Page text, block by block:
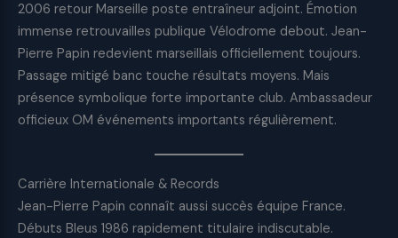
2006 retour Marseille poste entraîneur adjoint. Émotion
immense retrouvailles publique Vélodrome debout. Jean-
Pierre Papin redevient marseillais officiellement toujours.
Passage mitigé banc touche résultats moyens. Mais
présence symbolique forte importante club. Ambassadeur
officieux OM événements importants régulièrement.
Carrière Internationale & Records
Jean-Pierre Papin connaît aussi succès équipe France.
Débuts Bleus 1986 rapidement titulaire indiscutable.